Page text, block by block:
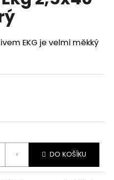
EKG je velmi měkký
DO KOŠÍKU